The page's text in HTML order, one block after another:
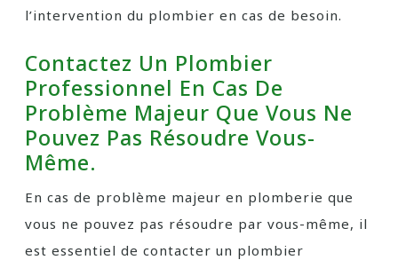
l’intervention du plombier en cas de besoin.
Contactez Un Plombier
Professionnel En Cas De
Problème Majeur Que Vous Ne
Pouvez Pas Résoudre Vous-
Même.
En cas de problème majeur en plomberie que
vous ne pouvez pas résoudre par vous-même, il
est essentiel de contacter un plombier